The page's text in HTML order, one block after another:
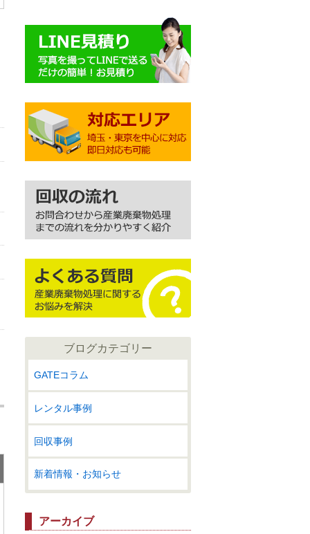
ブログカテゴリー
GATEコラム
レンタル事例
回収事例
新着情報・お知らせ
アーカイブ